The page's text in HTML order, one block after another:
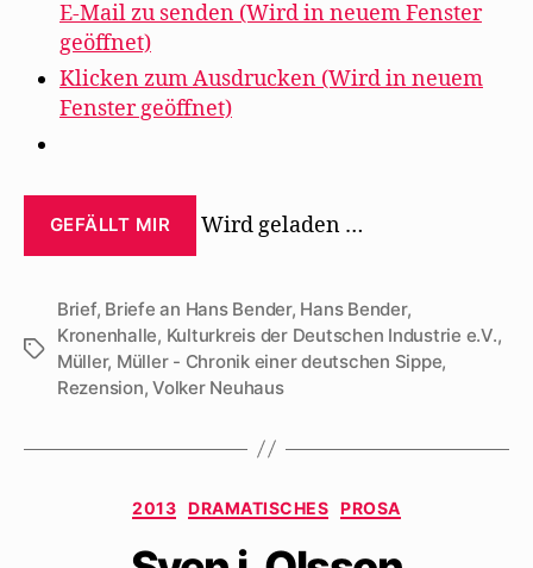
E-Mail zu senden (Wird in neuem Fenster
geöffnet)
Klicken zum Ausdrucken (Wird in neuem
Fenster geöffnet)
GEFÄLLT MIR Wird geladen …
Schlagwörter
Brief, Briefe an Hans Bender, Hans Bender,
Kronenhalle, Kulturkreis der Deutschen Industrie e.V.,
Müller, Müller - Chronik einer deutschen Sippe,
Rezension,Volker Neuhaus
Kategorien
2013 DRAMATISCHES PROSA